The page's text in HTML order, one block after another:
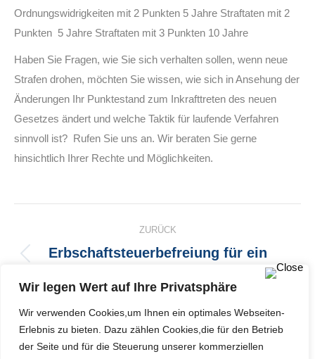
Wir legen Wert auf Ihre Privatsphäre
Wir verwenden Cookies,um Ihnen ein optimales Webseiten-
Erlebnis zu bieten. Dazu zählen Cookies,die für den Betrieb
der Seite und für die Steuerung unserer kommerziellen
Ordnungswidrigkeiten mit 2 Punkten 5 Jahre Straftaten mit 2
Punkten 5 Jahre Straftaten mit 3 Punkten 10 Jahre
Haben Sie Fragen, wie Sie sich verhalten sollen, wenn neue
Strafen drohen, möchten Sie wissen, wie sich in Ansehung der
Änderungen Ihr Punktestand zum Inkrafttreten des neuen
Gesetzes ändert und welche Taktik für laufende Verfahren
sinnvoll ist? Rufen Sie uns an. Wir beraten Sie gerne
hinsichtlich Ihrer Rechte und Möglichkeiten.
Kommentarnavigation
ZURÜCK
Vorheriger
Beitrag:
Erbschaftsteuerbefreiung für ein
NÄCHSTES
Nächster
Beitrag:
Arbeitsrecht (aktuelle Entscheidungen)